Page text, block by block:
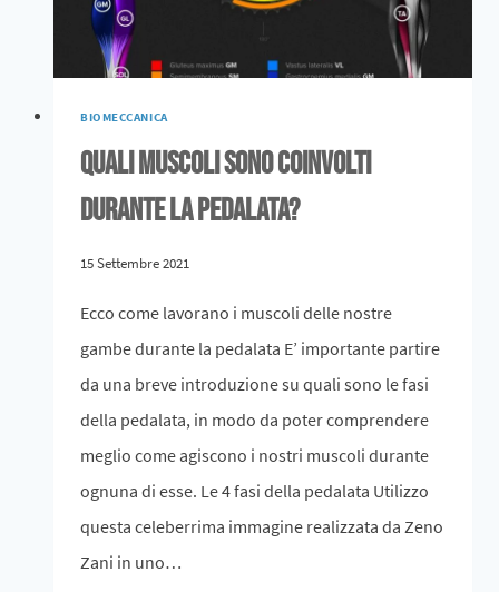
BIOMECCANICA
Quali muscoli sono coinvolti
durante la pedalata?
15 Settembre 2021
Ecco come lavorano i muscoli delle nostre
gambe durante la pedalata E’ importante partire
da una breve introduzione su quali sono le fasi
della pedalata, in modo da poter comprendere
meglio come agiscono i nostri muscoli durante
ognuna di esse. Le 4 fasi della pedalata Utilizzo
questa celeberrima immagine realizzata da Zeno
Zani in uno…